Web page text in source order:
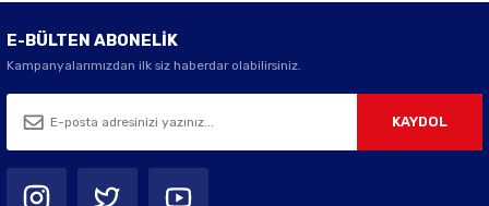
E-BÜLTEN ABONELİK
Kampanyalarımızdan ilk siz haberdar olabilirsiniz.
KAYDOL